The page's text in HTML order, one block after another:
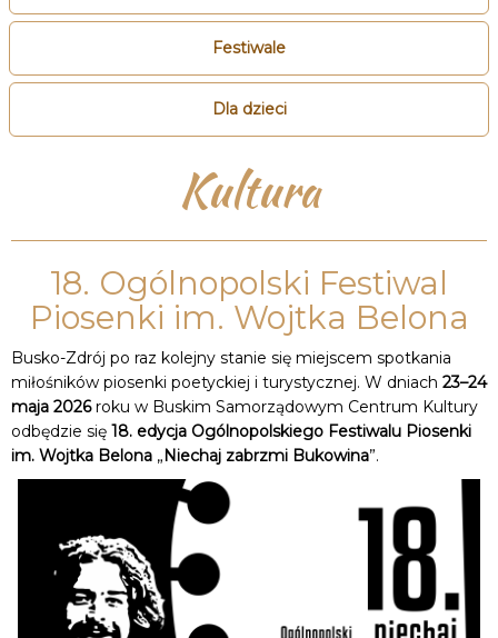
Festiwale
Dla dzieci
Kultura
18. Ogólnopolski Festiwal
Piosenki im. Wojtka Belona
Busko-Zdrój po raz kolejny stanie się miejscem spotkania
miłośników piosenki poetyckiej i turystycznej. W dniach 23–24
maja 2026roku w Buskim Samorządowym Centrum Kultury
odbędzie się 18. edycja Ogólnopolskiego Festiwalu Piosenki
im. Wojtka Belona „Niechaj zabrzmi Bukowina”.